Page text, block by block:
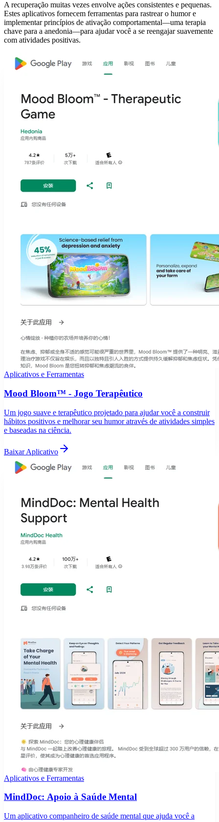
A recuperação muitas vezes envolve ações consistentes e pequenas.
Estes aplicativos fornecem ferramentas para rastrear o humor e
implementar princípios de ativação comportamental—uma terapia
chave para a anedonia—para ajudar você a se reengajar suavemente
com atividades positivas.
Aplicativos e Ferramentas
Mood Bloom™ - Jogo Terapêutico
Um jogo suave e terapêutico projetado para ajudar você a construir
hábitos positivos e melhorar seu humor através de atividades simples
e baseadas na ciência.
Baixar Aplicativo
Aplicativos e Ferramentas
MindDoc: Apoio à Saúde Mental
Um aplicativo companheiro de saúde mental que ajuda você a